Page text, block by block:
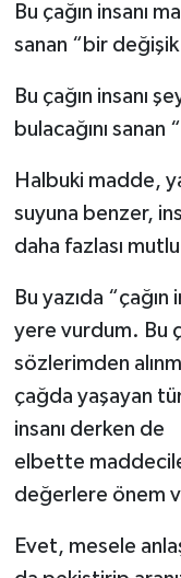
Bu çağın insanı
sanan “bir değişik
Bu çağın insanı
bulacağını sanan
Halbuki madde,
suyuna benzer,
daha fazlası
Bu yazıda
yere vurdum. Bu
sözlerimden
çağda yaşayan
insanı derken de
elbette
değerlere önem
Evet, mesele